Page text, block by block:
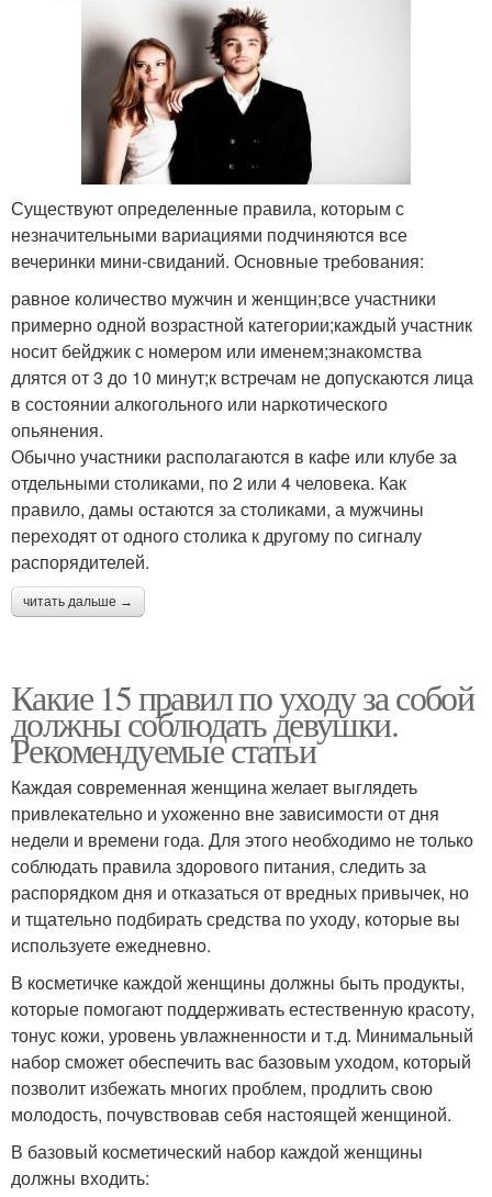
Существуют определенные правила, которым с
незначительными вариациями подчиняются все
вечеринки мини-свиданий. Основные требования:
равное количество мужчин и женщин;все участники
примерно одной возрастной категории;каждый участник
носит бейджик с номером или именем;знакомства
длятся от 3 до 10 минут;к встречам не допускаются лица
в состоянии алкогольного или наркотического
опьянения.
Обычно участники располагаются в кафе или клубе за
отдельными столиками, по 2 или 4 человека. Как
правило, дамы остаются за столиками, а мужчины
переходят от одного столика к другому по сигналу
распорядителей.
читать дальше →
Какие 15 правил по уходу за собой
должны соблюдать девушки.
Рекомендуемые статьи
Каждая современная женщина желает выглядеть
привлекательно и ухоженно вне зависимости от дня
недели и времени года. Для этого необходимо не только
соблюдать правила здорового питания, следить за
распорядком дня и отказаться от вредных привычек, но
и тщательно подбирать средства по уходу, которые вы
используете ежедневно.
В косметичке каждой женщины должны быть продукты,
которые помогают поддерживать естественную красоту,
тонус кожи, уровень увлажненности и т.д. Минимальный
набор сможет обеспечить вас базовым уходом, который
позволит избежать многих проблем, продлить свою
молодость, почувствовав себя настоящей женщиной.
В базовый косметический набор каждой женщины
должны входить: